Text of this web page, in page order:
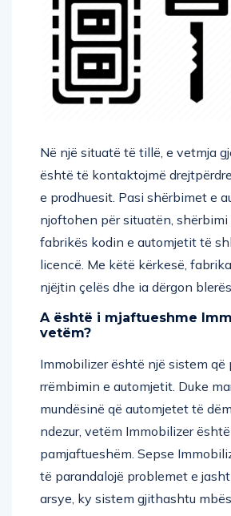
Në një situatë të tillë, e vetmja
është të kontaktojmë
e prodhuesit. Pasi shërbimet e
njoftohen për situatën,
fabrikës kodin e automjetit të
licencë. Me këtë kërkesë,
njëjtin çelës dhe ia dërgon
A është i mjaftueshme
vetëm?
Immobilizer është një sistem që
rrëmbimin e automjetit. Duke
mundësinë që automjetet të
ndezur, vetëm Immobilizer
pamjaftueshëm. Sepse
të parandalojë problemet e
arsye, ky sistem gjithashtu